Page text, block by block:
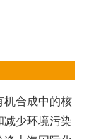
机合成中的核
少环境污染